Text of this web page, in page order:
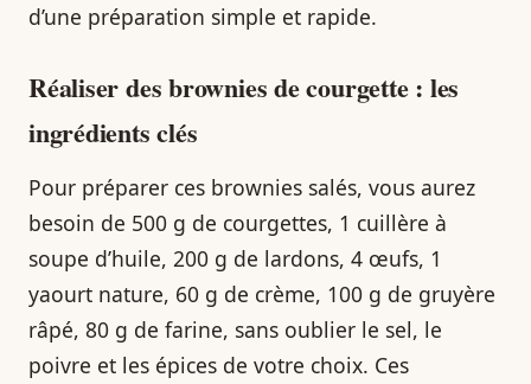
d’une préparation simple et rapide.
Réaliser des brownies de courgette : les
ingrédients clés
Pour préparer ces brownies salés, vous aurez
besoin de 500 g de courgettes, 1 cuillère à
soupe d’huile, 200 g de lardons, 4 œufs, 1
yaourt nature, 60 g de crème, 100 g de gruyère
râpé, 80 g de farine, sans oublier le sel, le
poivre et les épices de votre choix. Ces